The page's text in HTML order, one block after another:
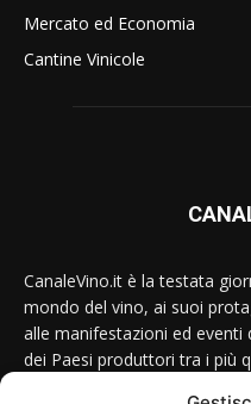
Mercato ed Economia
Cantine Vinicole
CanaleVino.it è la testata
mondo del vino, ai suoi
alle manifestazioni ed
dei Paesi produttori tra i più